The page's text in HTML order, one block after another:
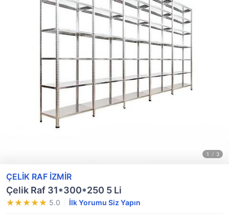
ÇELİK RAF İZMİR
Çelik Raf 31*300*250 5 Li
5.0 İlk Yorumu Siz Yapın